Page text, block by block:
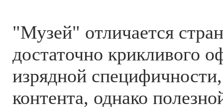
"Музей" отличается
достаточно крикливого
изрядной
контента, однако